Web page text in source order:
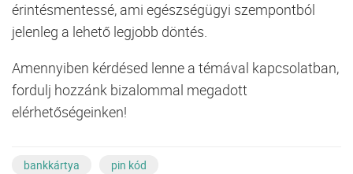
érintésmentessé, ami egészségügyi szempontból
jelenleg a lehető legjobb döntés.
Amennyiben kérdésed lenne a témával kapcsolatban,
fordulj hozzánk bizalommal megadott
elérhetőségeinken!
bankkártya pin kód